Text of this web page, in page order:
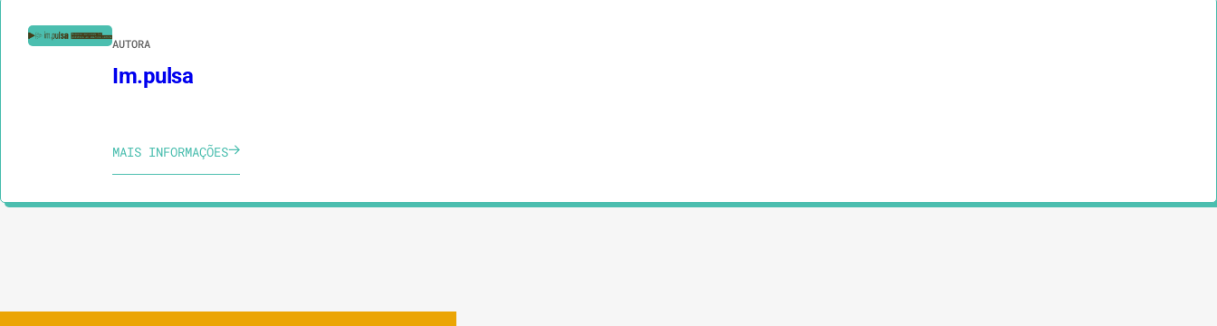
AUTORA
Im.pulsa
MAIS INFORMAÇÕES